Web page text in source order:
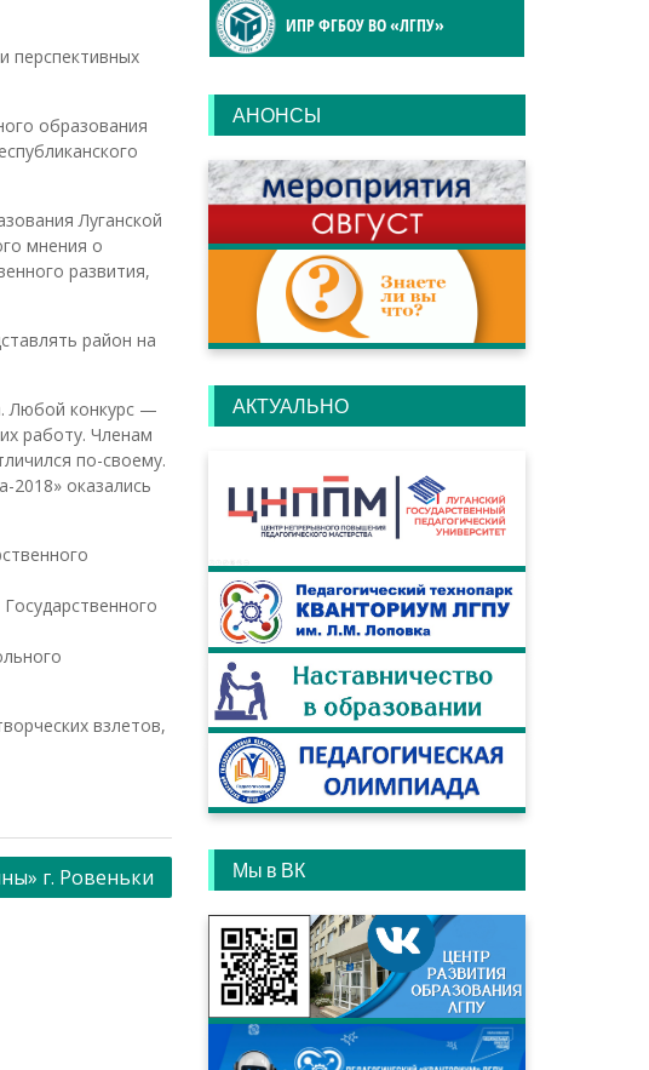
перспективных
образования
Луганской
мнения о
развития,
район на
Любой конкурс —
работу. Членам
по-своему.
2018» оказались
взлетов,
г. Ровеньки
ИПР ФГБОУ ВО «ЛГПУ»
АНОНСЫ
АКТУАЛЬНО
Мы в ВК